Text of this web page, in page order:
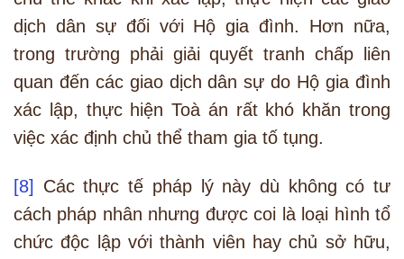
dịch dân sự đối với Hộ gia đình. Hơn nữa,
trong trường phải giải quyết tranh chấp liên
quan đến các giao dịch dân sự do Hộ gia đình
xác lập, thực hiện Toà án rất khó khăn trong
việc xác định chủ thể tham gia tố tụng.
[8]
Các thực tế pháp lý này dù không có tư
cách pháp nhân nhưng được coi là loại hình tổ
chức độc lập với thành viên hay chủ sở hữu,